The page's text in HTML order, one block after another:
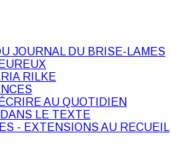
JOURNAL DU BRISE-LAMES
RILKE
AU QUOTIDIEN
LE TEXTE
- EXTENSIONS AU RECUEIL